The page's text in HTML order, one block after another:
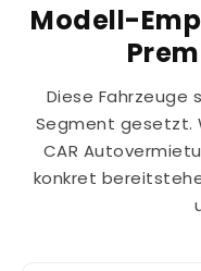
Modell-
Diese Fahrzeuge
Segment gesetzt.
CAR
konkret